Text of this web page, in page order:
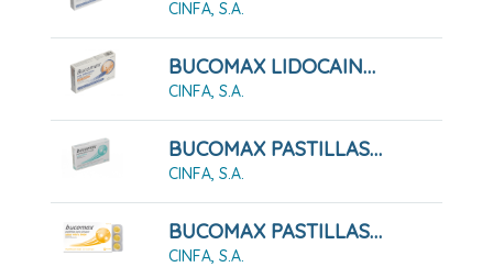
CINFA, S.A.
BUCOMAX LIDOCAINA SABOR NARANJA 24 PASTILLAS PARA CHUPAR
CINFA, S.A.
BUCOMAX PASTILLAS PARA CHUPAR MENTA 24 PASTILLAS
CINFA, S.A.
BUCOMAX PASTILLAS PARA CHUPAR MIEL Y LIMON, 24 PASTILLAS
CINFA, S.A.